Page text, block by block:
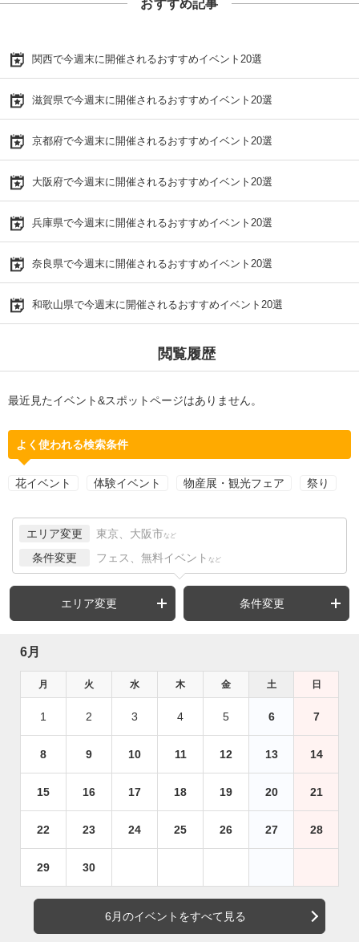
おすすめ記事
関西で今週末に開催されるおすすめイベント20選
滋賀県で今週末に開催されるおすすめイベント20選
京都府で今週末に開催されるおすすめイベント20選
大阪府で今週末に開催されるおすすめイベント20選
兵庫県で今週末に開催されるおすすめイベント20選
奈良県で今週末に開催されるおすすめイベント20選
和歌山県で今週末に開催されるおすすめイベント20選
閲覧履歴
最近見たイベント&スポットページはありません。
よく使われる検索条件
花イベント 体験イベント 物産展・観光フェア 祭り
エリア変更 東京、大阪市 など
条件変更 フェス、無料イベント など
エリア変更 条件変更
6月
月 火 水 木 金 土 日
1 2 3 4 5 6 7
8 9 10 11 12 13 14
15 16 17 18 19 20 21
22 23 24 25 26 27 28
29 30
6月のイベントをすべて見る